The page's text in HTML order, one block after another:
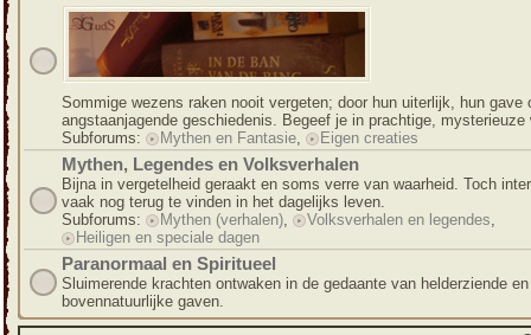
Sommige wezens raken nooit vergeten; door hun uiterlijk, hun gave
angstaanjagende geschiedenis. Begeef je in prachtige, mysterieuze
Subforums:
Mythen en Fantasie, Eigen creaties
Mythen, Legendes en Volksverhalen
Bijna in vergetelheid geraakt en soms verre van waarheid. Toch
vaak nog terug te vinden in het dagelijks leven.
Subforums:
Mythen (verhalen), Volksverhalen en legendes,
Heiligen en speciale dagen
Paranormaal en Spiritueel
Sluimerende krachten ontwaken in de gedaante van helderziende en
bovennatuurlijke gaven.